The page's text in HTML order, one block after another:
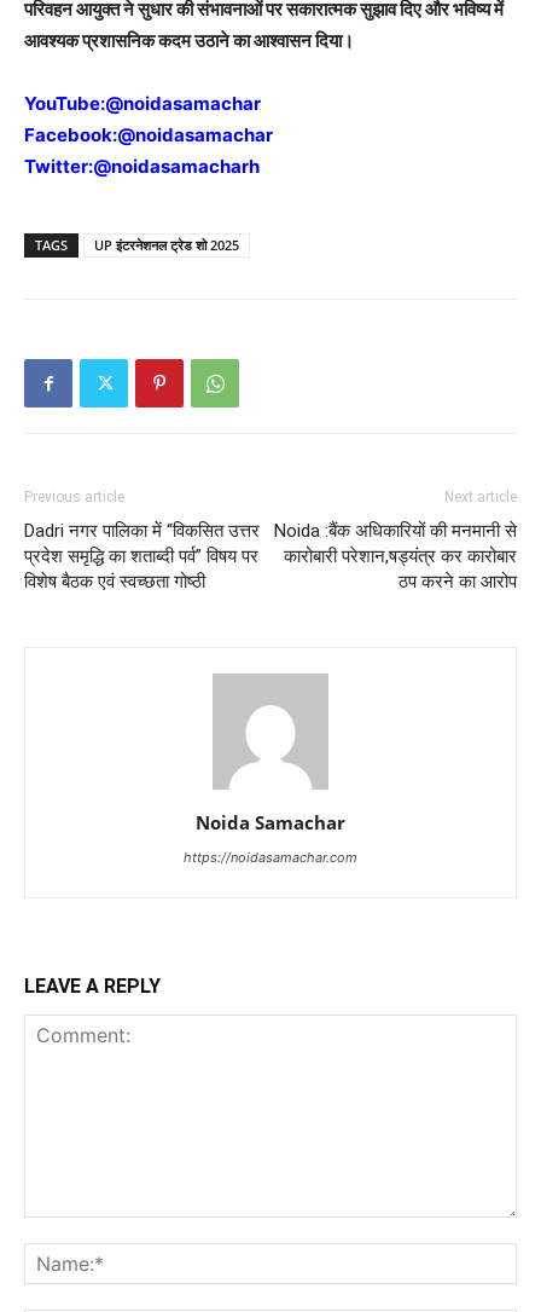
परिवहन आयुक्त ने सुधार की संभावनाओं पर सकारात्मक सुझाव दिए और भविष्य में
आवश्यक प्रशासनिक कदम उठाने का आश्वासन दिया।
YouTube:@noidasamachar
Facebook:@noidasamachar
Twitter:@noidasamacharh
TAGS UP इंटरनेशनल ट्रेड शो 2025
Previous article
Dadri नगर पालिका में “विकसित उत्तर
प्रदेश समृद्धि का शताब्दी पर्व” विषय पर
विशेष बैठक एवं स्वच्छता गोष्ठी
Next article
Noida :बैंक अधिकारियों की मनमानी से
कारोबारी परेशान,षड्यंत्र कर कारोबार
ठप करने का आरोप
Noida Samachar
https://noidasamachar.com
LEAVE A REPLY